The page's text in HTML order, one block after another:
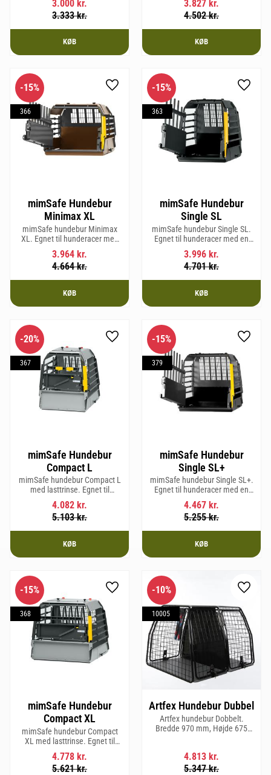
mm og vægt 20,1 kg.
3.000 kr.
3.333kr.
KØB
3.827 kr.
4.502kr.
KØB
mimSafe Hundebur
Minimax XL
mimSafe hundebur Minimax
XL. Egnet til hunderacer med
en skulderhøjde på op til 38 cm.
3.964 kr.
4.664kr.
15%
366
Gem som favorit
KØB
mimSafe Hundebur
Single SL
mimSafe hundebur Single SL.
Egnet til hunderacer med en
skulderhøjde på op til 58 cm.
3.996 kr.
4.701kr.
15%
363
Gem
KØB
mimSafe Hundebur
Compact L
mimSafe hundebur Compact L
med lasttrinse. Egnet til
hunderacer med en
skulderhøjde på op til 58 cm.
4.082 kr.
5.103kr.
20%
367
Gem som favorit
KØB
mimSafe Hundebur
Single SL+
mimSafe hundebur Single SL+.
Egnet til hunderacer med en
skulderhøjde på op til 62 cm.
4.467 kr.
5.255kr.
15%
379
Gem
KØB
mimSafe Hundebur
Compact XL
mimSafe hundebur Compact
XL med lasttrinse. Egnet til
hunderacer med en
skulderhøjde på op til 58 cm.
4.778 kr.
5.621kr.
15%
368
Gem som favorit
Artfex Hundebur Dubbel
Artfex hundebur Dobbelt.
Bredde 970 mm, Højde 675
4.813 kr.
5.347kr.
10%
10005
Gem